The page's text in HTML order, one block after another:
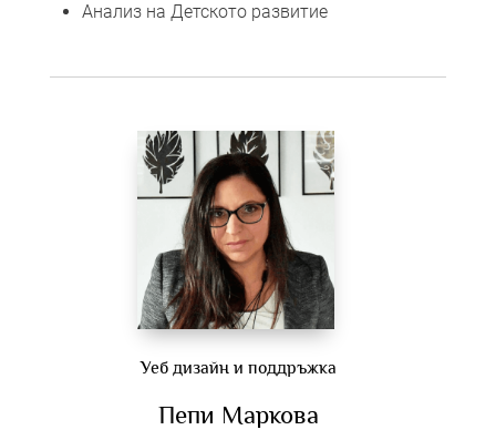
Анализ на Детското развитие
Уеб дизайн и поддръжка
Пепи Маркова